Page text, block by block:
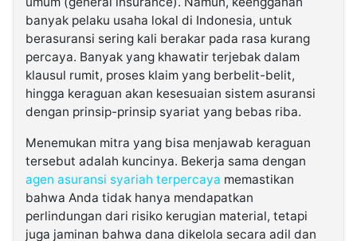
banyak pelaku usaha lokal di Indonesia, untuk
berasuransi sering kali berakar pada rasa kurang
percaya. Banyak yang khawatir terjebak dalam
klausul rumit, proses klaim yang berbelit-belit,
hingga keraguan akan kesesuaian sistem asuransi
dengan prinsip-prinsip syariat yang bebas riba.
​Menemukan mitra yang bisa menjawab keraguan
tersebut adalah kuncinya. Bekerja sama dengan
agen asuransi syariah terpercaya memastikan
bahwa Anda tidak hanya mendapatkan
perlindungan dari risiko kerugian material, tetapi
juga jaminan bahwa dana dikelola secara adil dan